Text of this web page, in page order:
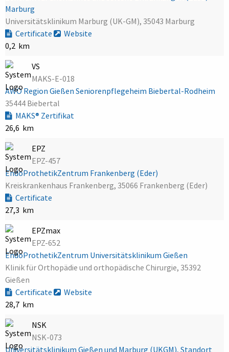
Marburg
Universitätsklinikum Marburg (UK-GM), 35043 Marburg
Certificate
Website
0,2 km
VS
MAKS-E-018
AWO Region Gießen Seniorenpflegeheim Biebertal-Rodheim
35444 Biebertal
MAKS® Zertifikat
26,6 km
EPZ
EPZ-457
EndoProthetikZentrum Frankenberg (Eder)
Kreiskrankenhaus Frankenberg, 35066 Frankenberg (Eder)
Certificate
27,3 km
EPZmax
EPZ-652
EndoProthetikZentrum Universitätsklinikum Gießen
Klinik für Orthopädie und orthopädische Chirurgie, 35392
Gießen
Certificate
Website
28,7 km
NSK
NSK-073
Universitätsklinikum Gießen und Marburg (UKGM), Standort